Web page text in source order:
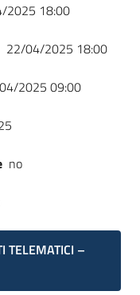
2025 18:00
22/04/2025 18:00
2025 09:00
no
TELEMATICI –